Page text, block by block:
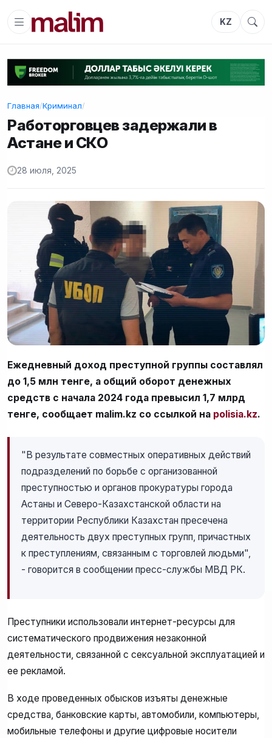
KZ
Главная/Криминал/
Работорговцев задержали в
Астане и СКО
28 июля, 2025
Ежедневный доход преступной группы составлял
до 1,5 млн тенге, а общий оборот денежных
средств с начала 2024 года превысил 1,7 млрд
тенге, сообщает malim.kz со ссылкой на polisia.kz.
"В результате совместных оперативных действий
подразделений по борьбе с организованной
преступностью и органов прокуратуры города
Астаны и Северо-Казахстанской области на
территории Республики Казахстан пресечена
деятельность двух преступных групп, причастных
к преступлениям, связанным с торговлей людьми",
- говорится в сообщении пресс-службы МВД РК.
Преступники использовали интернет-ресурсы для
систематического продвижения незаконной
деятельности, связанной с сексуальной эксплуатацией и
ее рекламой.
В ходе проведенных обысков изъяты денежные
средства, банковские карты, автомобили, компьютеры,
мобильные телефоны и другие цифровые носители